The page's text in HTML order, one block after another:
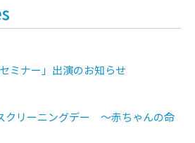
ミナー」出演のお知らせ
クリーニングデー ～赤ちゃんの命